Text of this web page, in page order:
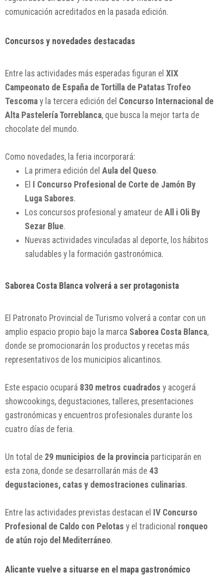
comunicación acreditados en la pasada edición.
Concursos y novedades destacadas
Entre las actividades más esperadas figuran el XIX
Campeonato de España de Tortilla de Patatas Trofeo
Tescoma y la tercera edición del Concurso Internacional de
Alta Pastelería Torreblanca, que busca la mejor tarta de
chocolate del mundo.
Como novedades, la feria incorporará:
La primera edición del Aula del Queso.
El I Concurso Profesional de Corte de Jamón By
Luga Sabores.
Los concursos profesional y amateur de All i Oli By
Sezar Blue.
Nuevas actividades vinculadas al deporte, los hábitos
saludables y la formación gastronómica.
Saborea Costa Blanca volverá a ser protagonista
El Patronato Provincial de Turismo volverá a contar con un
amplio espacio propio bajo la marca Saborea Costa Blanca,
donde se promocionarán los productos y recetas más
representativos de los municipios alicantinos.
Este espacio ocupará 830 metros cuadrados y acogerá
showcookings, degustaciones, talleres, presentaciones
gastronómicas y encuentros profesionales durante los
cuatro días de feria.
Un total de 29 municipios de la provincia participarán en
esta zona, donde se desarrollarán más de 43
degustaciones, catas y demostraciones culinarias.
Entre las actividades previstas destacan el IV Concurso
Profesional de Caldo con Pelotas y el tradicional ronqueo
de atún rojo del Mediterráneo.
Alicante vuelve a situarse en el mapa gastronómico